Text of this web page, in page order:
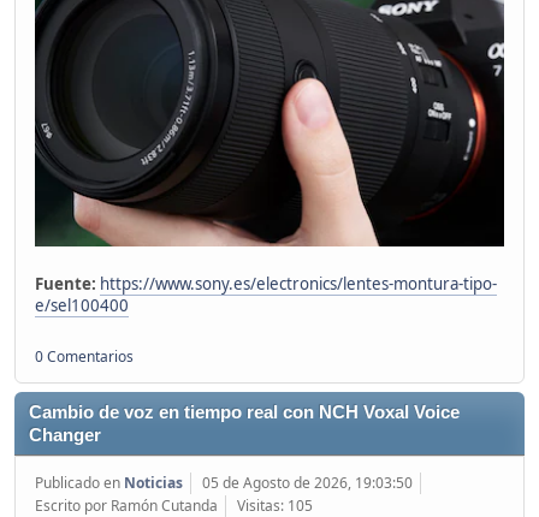
Fuente: https://www.sony.es/electronics/lentes-montura-tipo-
e/sel100400
0 Comentarios
Cambio de voz en tiempo real con NCH Voxal Voice
Changer
Publicado en Noticias
05 de Agosto de 2026, 19:03:50
Escrito por Ramón Cutanda
Visitas: 105